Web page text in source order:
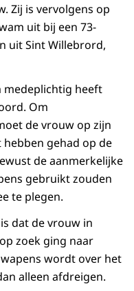
Zij is vervolgens op
uit bij een 73-
uit Sint Willebrord,
medeplichtig heeft
Om
de vrouw op zijn
gehad op de
de aanmerkelijke
gebruikt zouden
te plegen.
dat de vrouw in
zoek ging naar
wordt over het
alleen afdreigen.